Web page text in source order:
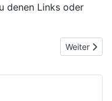
denen Links oder
und AntwortenNächster
Weiter